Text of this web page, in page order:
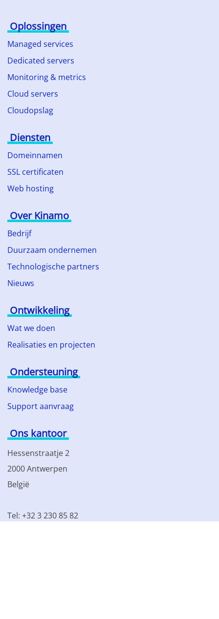
Oplossingen
Managed services
Dedicated servers
Monitoring & metrics
Cloud servers
Cloudopslag
Diensten
Domeinnamen
SSL certificaten
Web hosting
Over Kinamo
Bedrijf
Duurzaam ondernemen
Technologische partners
Nieuws
Ontwikkeling
Wat we doen
Realisaties en projecten
Ondersteuning
Knowledge base
Support aanvraag
Ons kantoor
Hessenstraatje 2
2000 Antwerpen
België
Tel: +32 3 230 85 82